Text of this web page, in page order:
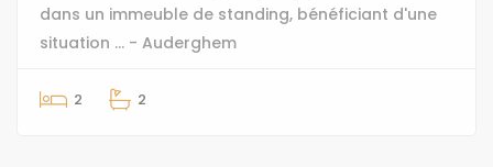
dans un immeuble de standing, bénéficiant d'une
situation ... - Auderghem
2 2